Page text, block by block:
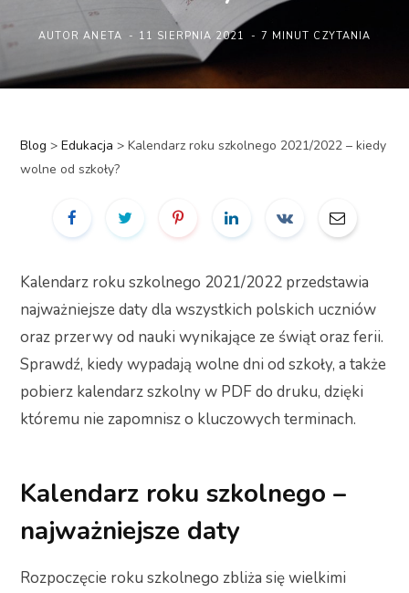
AUTORANETA 11 SIERPNIA 2021 7 MINUT CZYTANIA
Blog > Edukacja > Kalendarz roku szkolnego 2021/2022 – kiedy
wolne od szkoły?
Kalendarz roku szkolnego 2021/2022 przedstawia
najważniejsze daty dla wszystkich polskich uczniów
oraz przerwy od nauki wynikające ze świąt oraz ferii.
Sprawdź, kiedy wypadają wolne dni od szkoły, a także
pobierz kalendarz szkolny w PDF do druku, dzięki
któremu nie zapomnisz o kluczowych terminach.
Kalendarz roku szkolnego –
najważniejsze daty
Rozpoczęcie roku szkolnego zbliża się wielkimi